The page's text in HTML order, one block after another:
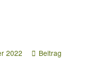
2022
Beitrag